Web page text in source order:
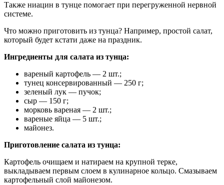
Также ниацин в тунце помогает при перегруженной нервной
системе.
Что можно приготовить из тунца? Например, простой салат,
который будет кстати даже на праздник.
Ингредиенты для салата из тунца:
вареный картофель — 2 шт.;
тунец консервированный — 250 г;
зеленый лук — пучок;
сыр — 150 г;
морковь вареная — 2 шт.;
вареные яйца — 5 шт.;
майонез.
Приготовление салата из тунца:
Картофель очищаем и натираем на крупной терке,
выкладываем первым слоем в кулинарное кольцо. Смазываем
картофельный слой майонезом.